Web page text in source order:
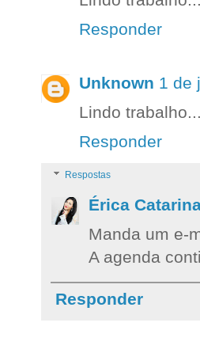
Responder
Unknown 1 de
Lindo
Responder
Respostas
Érica
Manda um e-
A agenda
Responder